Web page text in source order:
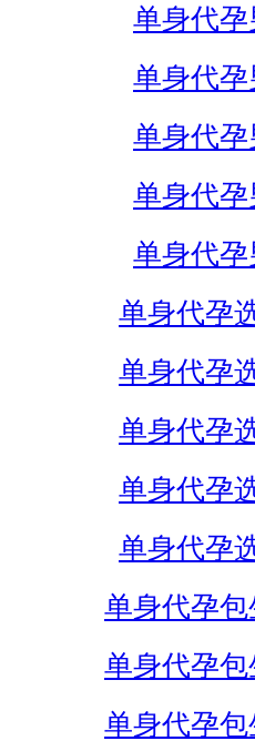
单身代
单身代
单身代
单身代
单身代孕
单身代孕
单身代孕
单身代孕
单身代孕
单身代孕
单身代孕
单身代孕
单身代孕